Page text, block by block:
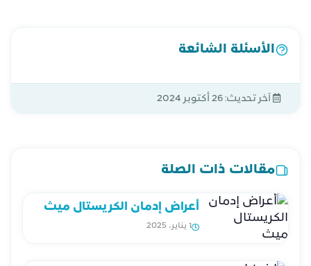
الأسئلة الشائعة
آخر تحديث: 26 أكتوبر 2024
مقالات ذات الصلة
أعراض إدمان الكريستال ميث
1 يناير، 2025